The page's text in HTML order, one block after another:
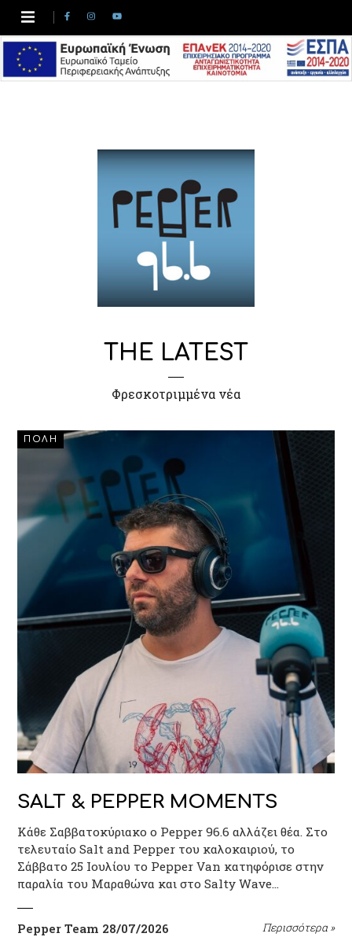
THE LATEST
Φρεσκοτριμμένα νέα
ΠΟΛΗ
SALT & PEPPER MOMENTS
Κάθε Σαββατοκύριακο ο Pepper 96.6 αλλάζει θέα. Στο
τελευταίο Salt and Pepper του καλοκαιριού, το
Σάββατο 25 Ιουλίου το Pepper Van κατηφόρισε στην
παραλία του Μαραθώνα και στο Salty Wave…
Pepper Team 28/07/2026 Περισσότερα »